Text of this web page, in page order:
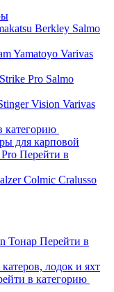
Berkley Salmo
Yamatoyo Varivas
Strike Pro Salmo
Vision Varivas
категорию
для карповой
Перейти в
Colmic Cralusso
Тонар Перейти в
лодок и яхт
в категорию